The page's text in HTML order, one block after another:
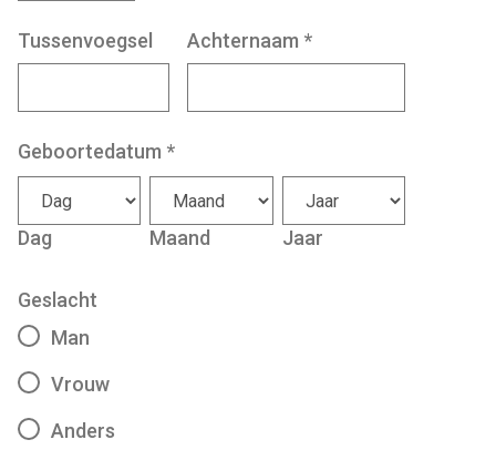
Tussenvoegsel Achternaam *
Geboortedatum *
Dag Maand Jaar
Geslacht
Man
Vrouw
Anders